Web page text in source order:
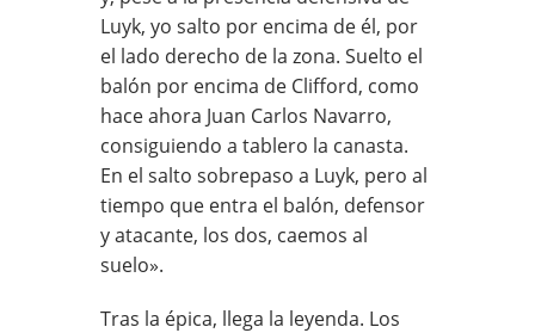
Luyk, yo salto por encima de él, por
el lado derecho de la zona. Suelto el
balón por encima de Clifford, como
hace ahora Juan Carlos Navarro,
consiguiendo a tablero la canasta.
En el salto sobrepaso a Luyk, pero al
tiempo que entra el balón, defensor
y atacante, los dos, caemos al
suelo».
Tras la épica, llega la leyenda. Los